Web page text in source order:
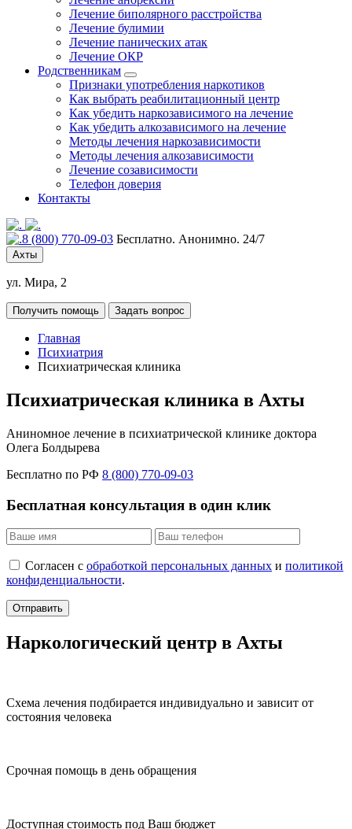
Лечение биполярного расстройства
Лечение булимии
Лечение панических атак
Лечение ОКР
Родственникам
Признаки употребления наркотиков
Как выбрать реабилитационный центр
Как убедить наркозависимого на лечение
Как убедить алкозависимого на лечение
Методы лечения наркозависимости
Методы лечения алкозависимости
Лечение созависимости
Телефон доверия
Контакты
8 (800) 770-09-03 Бесплатно. Анонимно. 24/7
Ахты
ул. Мира, 2
Получить помощь Задать вопрос
Главная
Психиатрия
Психиатрическая клиника
Психиатрическая клиника в Ахты
Аниномное лечение в психиатрической клинике доктора
Олега Болдырева
Бесплатно по РФ 8 (800) 770-09-03
Бесплатная консультация в один клик
Согласен с обработкой персональных данных и политикой
конфиденциальности.
Отправить
Наркологический центр в Ахты
Схема лечения подбирается индивидуально и зависит от
состояния человека
Срочная помощь в день обращения
Доступная стоимость под Ваш бюджет